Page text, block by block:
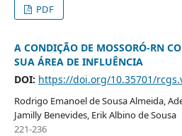
PDF
A CONDIÇÃO DE MOSSORÓ-RN
SUA ÁREA DE INFLUÊNCIA
DOI: https://doi.org/10.35701/
Rodrigo Emanoel de Sousa Almeida,
Jamilly Benevides, Erik Albino de Sousa
221-236